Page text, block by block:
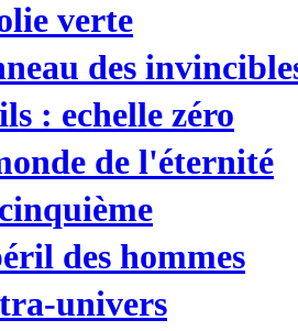
verte
des
: echelle zéro
de l'éternité
des hommes
univers